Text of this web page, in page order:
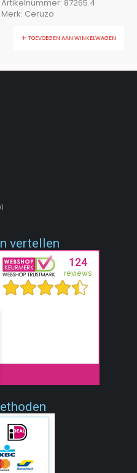
Artikelnummer: 87265.4
Merk: Ceruzo
TOEVOEGEN AAN WINKELWAGEN
vertellen